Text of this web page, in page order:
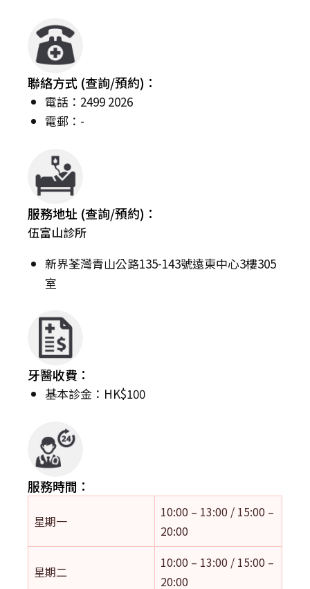
聯絡方式 (查詢/預約)：
電話：2499 2026
電郵：-
服務地址 (查詢/預約)：
伍富山診所
新界荃灣青山公路135-143號遠東中心3樓305
室
牙醫收費：
基本診金：HK$100
服務時間：
星期一
10:00 – 13:00 / 15:00 –
20:00
星期二
10:00 – 13:00 / 15:00 –
20:00